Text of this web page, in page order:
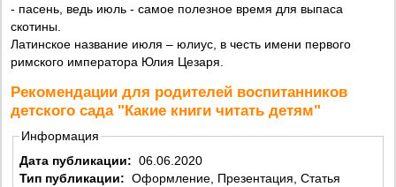
- пасень, ведь июль - самое полезное время для выпаса
скотины.
Латинское название июля – юлиус, в честь имени первого
римского императора Юлия Цезаря.
Рекомендации для родителей воспитанников
детского сада "Какие книги читать детям"
Информация
Дата публикации: 06.06.2020
Тип публикации: Оформление, Презентация, Статья